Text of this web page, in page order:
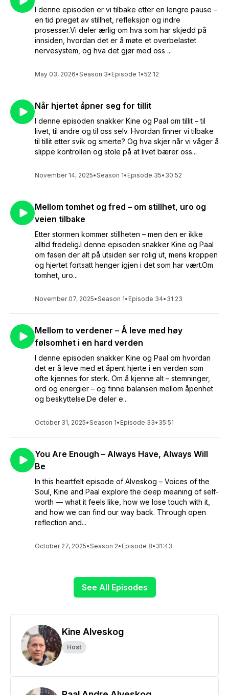
I denne episoden er vi tilbake etter en lengre pause –
en tid preget av stillhet, refleksjon og indre
prosesser.Vi deler ærlig om hva som har skjedd på
innsiden, hvordan det er å møte et overbelastet
nervesystem, og hva det gjør med oss ...
May 03, 2026•Season 3• Episode 1•52:12
Når hjertet åpner seg for tillit
I denne episoden snakker Kine og Paal om tillit – til
livet, til andre og til oss selv. Hvordan finner vi tilbake
til tillit etter svik og smerte? Og hva skjer når vi våger å
slippe kontrollen og stole på at livet bærer oss...
November 14, 2025•Season 1• Episode 35• 30:52
Mellom tomhet og fred – om stillhet, uro og
veien tilbake
Etter stormen kommer stillheten – men den er ikke
alltid fredelig.I denne episoden snakker Kine og Paal
om fasen der alt på utsiden ser rolig ut, mens kroppen
og hjertet fortsatt henger igjen i det som har vært.Om
tomhet, uro...
November 07, 2025•Season 1• Episode 34• 31:23
Mellom to verdener – Å leve med høy
følsomhet i en hard verden
I denne episoden snakker Kine og Paal om hvordan
det er å leve med et åpent hjerte i en verden som
ofte kjennes for sterk. Om å kjenne alt – stemninger,
ord og energier – og finne balansen mellom åpenhet
og beskyttelse.De deler e...
October 31, 2025•Season 1• Episode 33• 35:51
You Are Enough – Always Have, Always Will
Be
In this heartfelt episode of Alveskog – Voices of the
Soul, Kine and Paal explore the deep meaning of self-
worth — what it feels like, how we lose touch with it,
and how we can find our way back. Through open
reflection and...
October 27, 2025•Season 2• Episode 8• 31:43
See All Episodes
Kine Alveskog
Host